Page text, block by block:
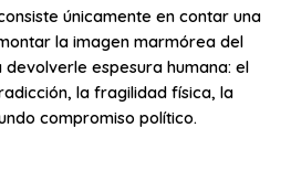
únicamente en contar una
la imagen marmórea del
espesura humana: el
la fragilidad física, la
compromiso político.